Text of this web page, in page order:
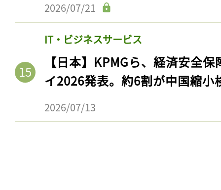
2026/07/21
IT・ビジネスサービス
【日本】KPMGら、経済安全
イ2026発表。約6割が中国縮小
2026/07/13